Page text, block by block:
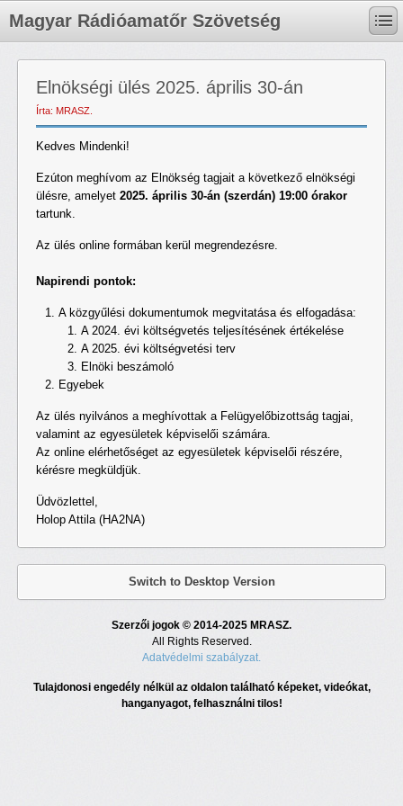
Magyar Rádióamatőr Szövetség
Elnökségi ülés 2025. április 30-án
Írta: MRASZ.
Kedves Mindenki!
Ezúton meghívom az Elnökség tagjait a következő elnökségi
ülésre, amelyet 2025. április 30-án (szerdán) 19:00 órakor
tartunk.
Az ülés online formában kerül megrendezésre.
Napirendi pontok:
A közgyűlési dokumentumok megvitatása és elfogadása:
A 2024. évi költségvetés teljesítésének értékelése
A 2025. évi költségvetési terv
Elnöki beszámoló
Egyebek
Az ülés nyilvános a meghívottak a Felügyelőbizottság tagjai,
valamint az egyesületek képviselői számára.
Az online elérhetőséget az egyesületek képviselői részére,
kérésre megküldjük.
Üdvözlettel,
Holop Attila (HA2NA)
Switch to Desktop Version
Szerzői jogok © 2014-2025 MRASZ.
All Rights Reserved.
Adatvédelmi szabályzat.
Tulajdonosi engedély nélkül az oldalon található képeket, videókat,
hanganyagot, felhasználni tilos!